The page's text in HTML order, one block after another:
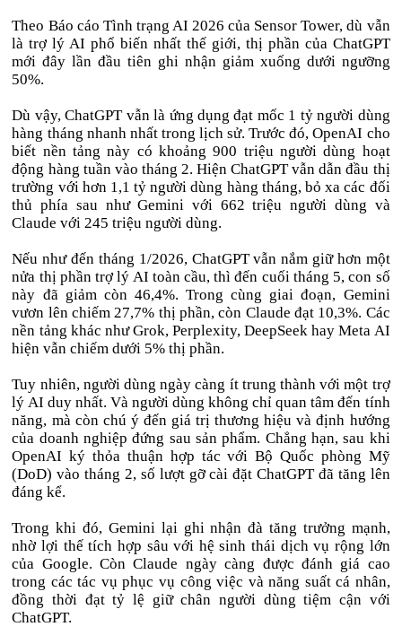
Theo Báo cáo Tình trạng AI 2026 của Sensor Tower, dù vẫn
là trợ lý AI phổ biến nhất thế giới, thị phần của ChatGPT
mới đây lần đầu tiên ghi nhận giảm xuống dưới ngưỡng
50%.
Dù vậy, ChatGPT vẫn là ứng dụng đạt mốc 1 tỷ người dùng
hàng tháng nhanh nhất trong lịch sử. Trước đó, OpenAI cho
biết nền tảng này có khoảng 900 triệu người dùng hoạt
động hàng tuần vào tháng 2. Hiện ChatGPT vẫn dẫn đầu thị
trường với hơn 1,1 tỷ người dùng hàng tháng, bỏ xa các đối
thủ phía sau như Gemini với 662 triệu người dùng và
Claude với 245 triệu người dùng.
Nếu như đến tháng 1/2026, ChatGPT vẫn nắm giữ hơn một
nửa thị phần trợ lý AI toàn cầu, thì đến cuối tháng 5, con số
này đã giảm còn 46,4%. Trong cùng giai đoạn, Gemini
vươn lên chiếm 27,7% thị phần, còn Claude đạt 10,3%. Các
nền tảng khác như Grok, Perplexity, DeepSeek hay Meta AI
hiện vẫn chiếm dưới 5% thị phần.
Tuy nhiên, người dùng ngày càng ít trung thành với một trợ
lý AI duy nhất. Và người dùng không chỉ quan tâm đến tính
năng, mà còn chú ý đến giá trị thương hiệu và định hướng
của doanh nghiệp đứng sau sản phẩm. Chẳng hạn, sau khi
OpenAI ký thỏa thuận hợp tác với Bộ Quốc phòng Mỹ
(DoD) vào tháng 2, số lượt gỡ cài đặt ChatGPT đã tăng lên
đáng kể.
Trong khi đó, Gemini lại ghi nhận đà tăng trưởng mạnh,
nhờ lợi thế tích hợp sâu với hệ sinh thái dịch vụ rộng lớn
của Google. Còn Claude ngày càng được đánh giá cao
trong các tác vụ phục vụ công việc và năng suất cá nhân,
đồng thời đạt tỷ lệ giữ chân người dùng tiệm cận với
ChatGPT.